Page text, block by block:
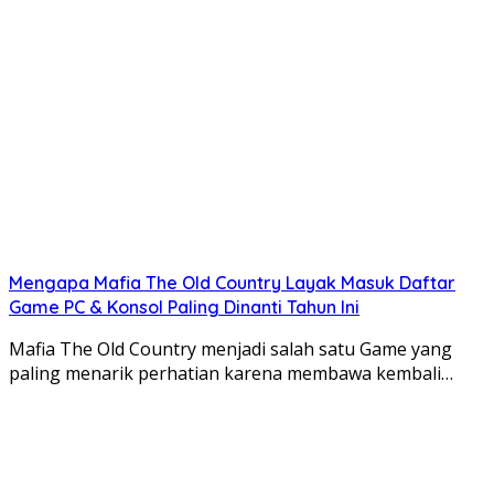
Mengapa Mafia The Old Country Layak Masuk Daftar
Game PC & Konsol Paling Dinanti Tahun Ini
Mafia The Old Country menjadi salah satu Game yang
paling menarik perhatian karena membawa kembali…